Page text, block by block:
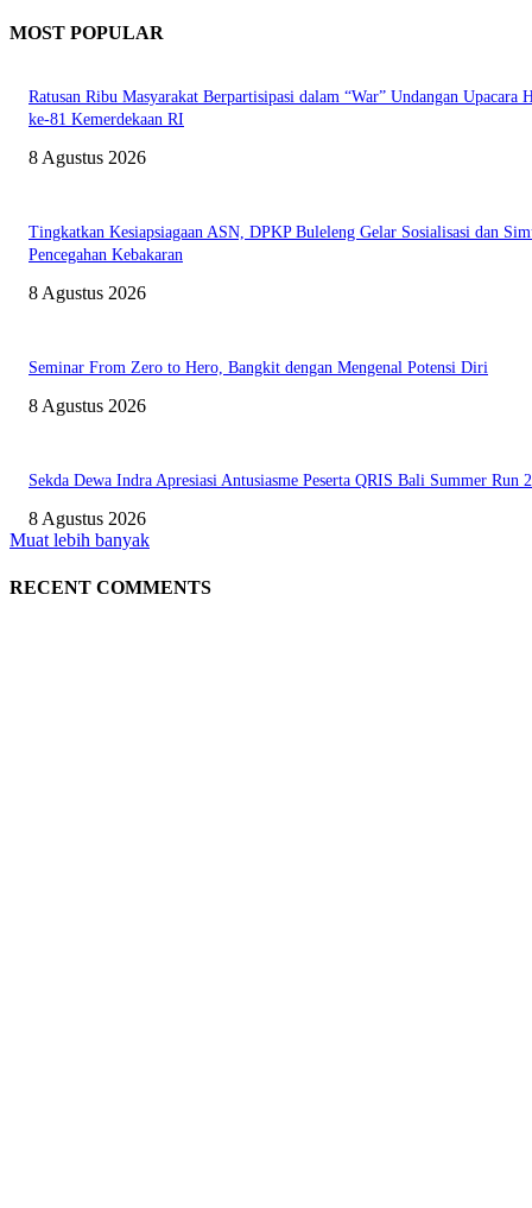
MOST POPULAR
Ratusan Ribu Masyarakat Berpartisipasi dalam “War” Undangan Upacara
ke-81 Kemerdekaan RI
8 Agustus 2026
Tingkatkan Kesiapsiagaan ASN, DPKP Buleleng Gelar Sosialisasi dan
Pencegahan Kebakaran
8 Agustus 2026
Seminar From Zero to Hero, Bangkit dengan Mengenal Potensi Diri
8 Agustus 2026
Sekda Dewa Indra Apresiasi Antusiasme Peserta QRIS Bali Summer Run
8 Agustus 2026
Muat lebih banyak
RECENT COMMENTS